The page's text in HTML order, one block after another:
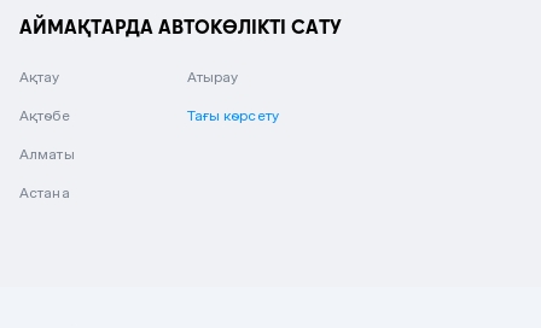
АЙМАҚТАРДА АВТОКӨЛІКТІ САТУ
Ақтау
Ақтөбе
Алматы
Астана
Атырау
Тағы көрсету